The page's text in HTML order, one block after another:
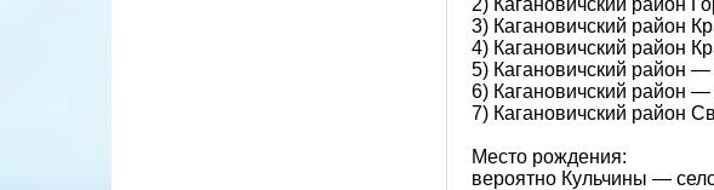
2) Кагановичский район
3) Кагановичский район
4) Кагановичский район
5) Кагановичский район
6) Кагановичский район
7) Кагановичский район
Место рождения:
вероятно Кульчины —